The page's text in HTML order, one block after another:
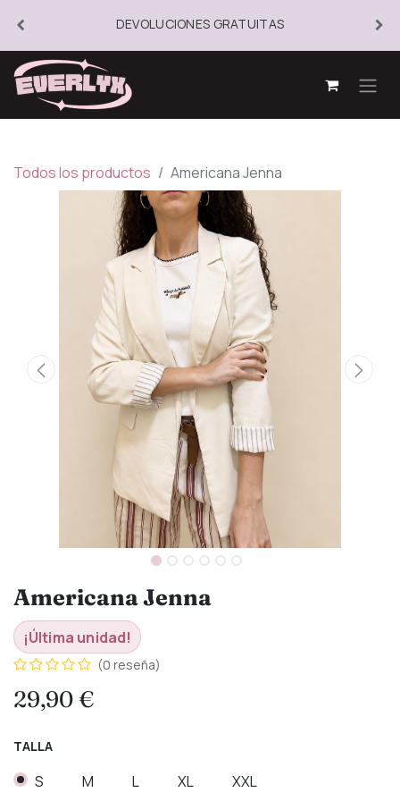
DEVOLUCIONES GRATUITAS
Todos los productos Americana Jenna
Americana Jenna
¡Última unidad!
(0 reseña)
29,90€
TALLA
S M L XL XXL